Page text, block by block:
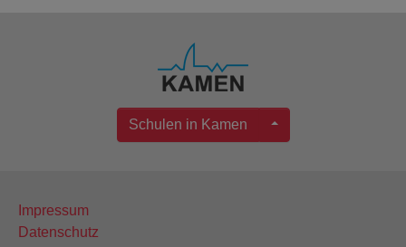
Schulen in Kamen
Impressum
Datenschutz